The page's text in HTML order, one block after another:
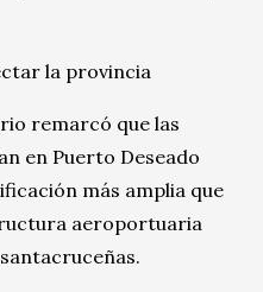
la provincia
remarcó que las
en Puerto Deseado
más amplia que
aeroportuaria